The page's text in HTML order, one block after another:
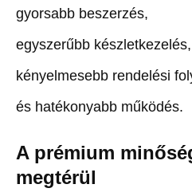
gyorsabb beszerzés,
egyszerűbb készletkezelés,
kényelmesebb rendelési
és hatékonyabb működés.
A prémium
megtérül